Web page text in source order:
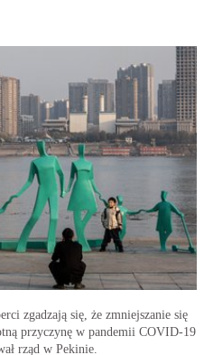
zgadzają się, że zmniejszanie się
przyczynę w pandemii COVID-19
rząd w Pekinie.